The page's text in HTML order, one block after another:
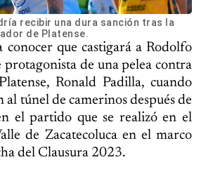
recibir una dura sanción tras la
de Platense.
que castigará a Rodolfo
protagonista de una pelea contra
Ronald Padilla, cuando
al túnel de camerinos después de
el partido que se realizó en el
de Zacatecoluca en el marco
del Clausura 2023.